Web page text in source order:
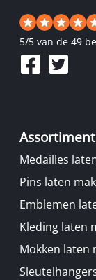
5/5 van de 49
Assortiment
Medailles
Pins laten
Emblemen
Kleding laten
Mokken laten